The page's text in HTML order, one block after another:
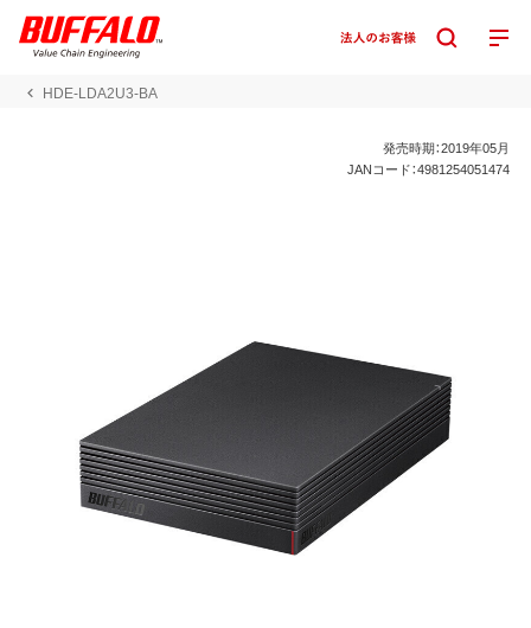
HDE-LDA2U3-BA
発売時期：2019年05月
JANコード：4981254051474